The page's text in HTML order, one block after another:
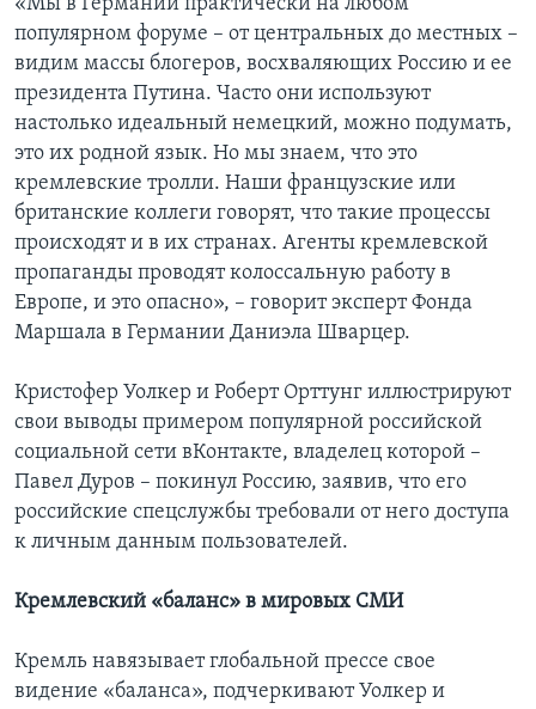
«Мы в Германии практически на любом
популярном форуме – от центральных до местных –
видим массы блогеров, восхваляющих Россию и ее
президента Путина. Часто они используют
настолько идеальный немецкий, можно подумать,
это их родной язык. Но мы знаем, что это
кремлевские тролли. Наши французские или
британские коллеги говорят, что такие процессы
происходят и в их странах. Агенты кремлевской
пропаганды проводят колоссальную работу в
Европе, и это опасно», – говорит эксперт Фонда
Маршала в Германии Даниэла Шварцер.
Кристофер Уолкер и Роберт Орттунг иллюстрируют
свои выводы примером популярной российской
социальной сети вКонтакте, владелец которой –
Павел Дуров – покинул Россию, заявив, что его
российские спецслужбы требовали от него доступа
к личным данным пользователей.
Кремлевский «баланс» в мировых СМИ
Кремль навязывает глобальной прессе свое
видение «баланса», подчеркивают Уолкер и